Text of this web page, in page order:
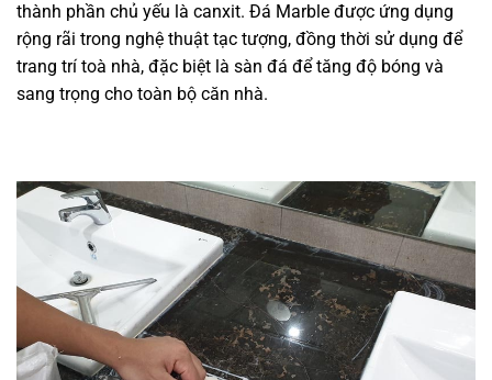
thành phần chủ yếu là canxit. Đá Marble được ứng dụng
rộng rãi trong nghệ thuật tạc tượng, đồng thời sử dụng để
trang trí toà nhà, đặc biệt là sàn đá để tăng độ bóng và
sang trọng cho toàn bộ căn nhà.